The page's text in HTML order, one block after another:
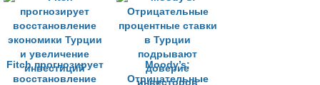
зафиксированными
за два года
Fitch прогнозирует
восстановление
Moody’s:
Отрицательные